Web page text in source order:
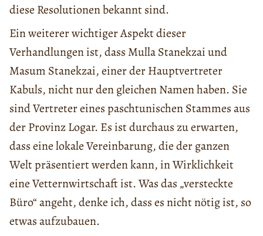
diese Resolutionen bekannt sind.
Ein weiterer wichtiger Aspekt dieser
Verhandlungen ist, dass Mulla Stanekzai und
Masum Stanekzai, einer der Hauptvertreter
Kabuls, nicht nur den gleichen Namen haben. Sie
sind Vertreter eines paschtunischen Stammes aus
der Provinz Logar. Es ist durchaus zu erwarten,
dass eine lokale Vereinbarung, die der ganzen
Welt präsentiert werden kann, in Wirklichkeit
eine Vetternwirtschaft ist. Was das „versteckte
Büro“ angeht, denke ich, dass es nicht nötig ist, so
etwas aufzubauen.